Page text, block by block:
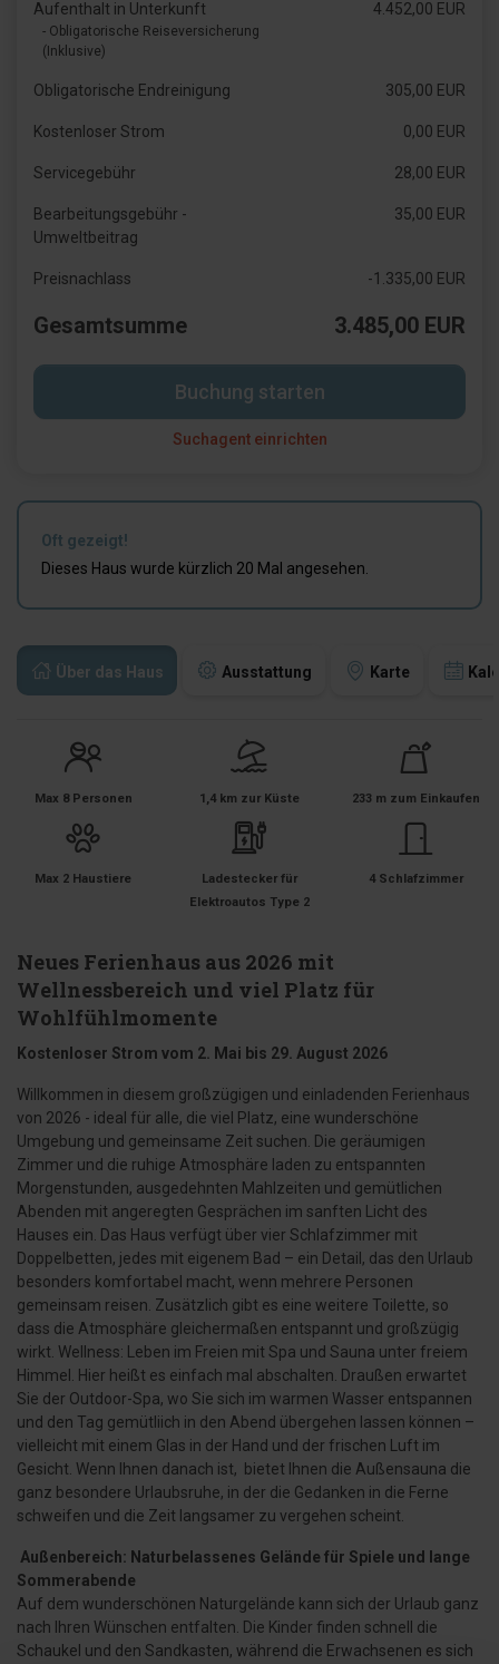
Über das Haus Ausstattung Karte
Max 8 Personen 1,4 km zur Küste 233 m zum Einkaufen
Max 2 Haustiere
Ladestecker für
Elektroautos Type 2
4 Schlafzimmer
Neues Ferienhaus aus 2026 mit
Wellnessbereich und viel Platz für
Wohlfühlmomente
Kostenloser Strom vom 2. Mai bis 29. August 2026
Willkommen in diesem großzügigen und einladenden Ferienhaus
von 2026 - ideal für alle, die viel Platz, eine wunderschöne
Umgebung und gemeinsame Zeit suchen. Die geräumigen
Zimmer und die ruhige Atmosphäre laden zu entspannten
Morgenstunden, ausgedehnten Mahlzeiten und gemütlichen
Abenden mit angeregten Gesprächen im sanften Licht des
Hauses ein. Das Haus verfügt über vier Schlafzimmer mit
Doppelbetten, jedes mit eigenem Bad – ein Detail, das den Urlaub
besonders komfortabel macht, wenn mehrere Personen
gemeinsam reisen. Zusätzlich gibt es eine weitere Toilette, so
dass die Atmosphäre gleichermaßen entspannt und großzügig
wirkt. Wellness: Leben im Freien mit Spa und Sauna unter freiem
Himmel. Hier heißt es einfach mal abschalten. Draußen erwartet
Sie der Outdoor-Spa, wo Sie sich im warmen Wasser entspannen
und den Tag gemütliich in den Abend übergehen lassen können –
vielleicht mit einem Glas in der Hand und der frischen Luft im
Gesicht. Wenn Ihnen danach ist, bietet Ihnen die Außensauna die
ganz besondere Urlaubsruhe, in der die Gedanken in die Ferne
schweifen und die Zeit langsamer zu vergehen scheint.
Außenbereich: Naturbelassenes Gelände für Spiele und lange
Sommerabende
Auf dem wunderschönen Naturgelände kann sich der Urlaub ganz
nach Ihren Wünschen entfalten. Die Kinder finden schnell die
Schaukel und den Sandkasten, während die Erwachsenen es sich
Aufenthalt in Unterkunft
- Obligatorische Reiseversicherung
(Inklusive)
4.452,00 EUR
Obligatorische Endreinigung 305,00 EUR
Kostenloser Strom 0,00 EUR
Servicegebühr 28,00 EUR
Bearbeitungsgebühr -
Umweltbeitrag
35,00 EUR
Preisnachlass -1.335,00 EUR
Gesamtsumme 3.485,00 EUR
Buchung starten
Suchagent einrichten
Oft gezeigt!
Dieses Haus wurde kürzlich 20 Mal angesehen.